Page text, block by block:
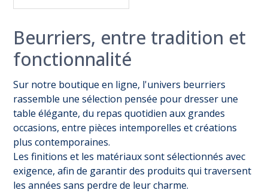
Beurriers, entre tradition et
fonctionnalité
Sur notre boutique en ligne, l'univers beurriers
rassemble une sélection pensée pour dresser une
table élégante, du repas quotidien aux grandes
occasions, entre pièces intemporelles et créations
plus contemporaines.
Les finitions et les matériaux sont sélectionnés avec
exigence, afin de garantir des produits qui traversent
les années sans perdre de leur charme.